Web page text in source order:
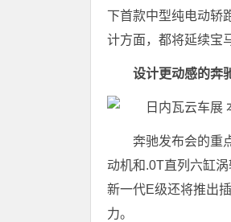
下首款中型纯电动轿
计方面，都将延续宝
设计更动感的奔
奔驰发布会的重
动机和.0T直列六缸
新一代E级还将推出
力。